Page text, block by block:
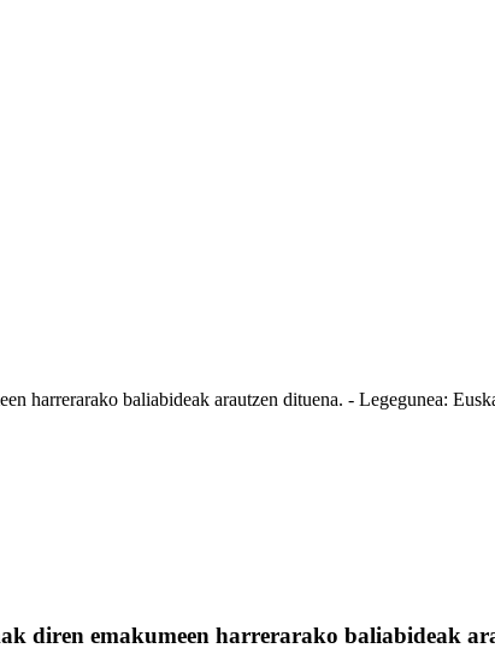
harrerarako baliabideak arautzen dituena. - Legegunea:
diren emakumeen harrerarako baliabideak